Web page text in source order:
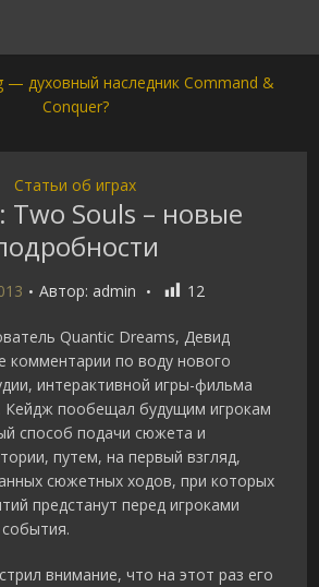
Статьи об играх
Two Souls – новые
Автор: admin 12
Quantic Dreams, Девид
комментарии по воду нового
интерактивной игры-фильма
Кейдж пообещал будущим игрокам
способ подачи сюжета и
путем, на первый взгляд,
сюжетных ходов, при которых
предстанут перед игроками
внимание, что на этот раз его